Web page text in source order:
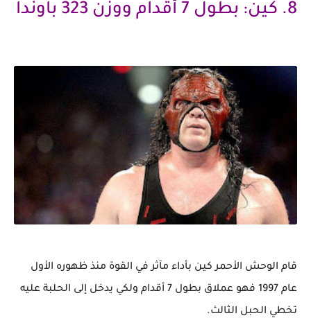
8. كين: بطول 7 أقدام ووزن 323 باوندا
قام الوحش الأحمر كين بأداء مآثر في القوة منذ ظهوره الأول
عام 1997
فهو عملاق بطول 7 أقدام ولكي يدخل إلى الحلبة عليه
تخطي الحبل الثالث.